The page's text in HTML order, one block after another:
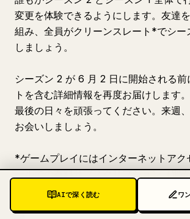
変更を体験できるようにします。友達
組み、全員がクリーンスレート*でシー
しましょう。
シーズン 2 が 6 月 2 日に開始される前
トを含む詳細情報を再度お届けします
最後の日々を頑張ってください。来週
お会いしましょう。
*ゲームプレイにはインターネットアク
ールでの有料サブスクリプション（別
AIで深く読む ワ